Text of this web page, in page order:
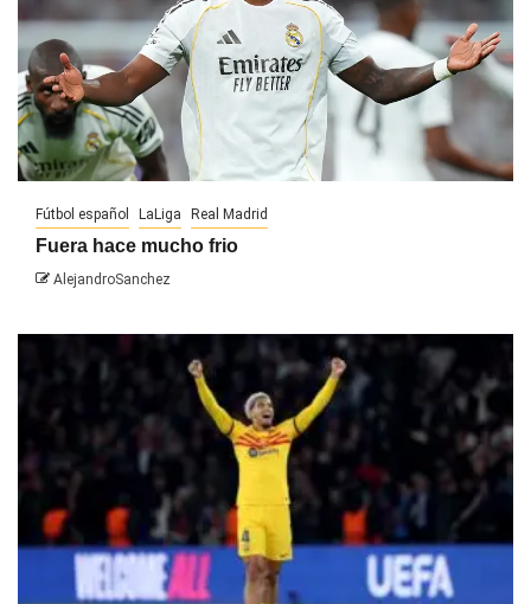
Fútbol español LaLiga Real Madrid
Fuera hace mucho frio
AlejandroSanchez